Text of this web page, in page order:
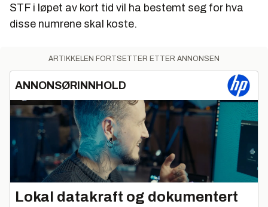
STF i løpet av kort tid vil ha bestemt seg for hva
disse numrene skal koste.
ARTIKKELEN FORTSETTER ETTER ANNONSEN
ANNONSØRINNHOLD
Lokal datakraft og dokumentert